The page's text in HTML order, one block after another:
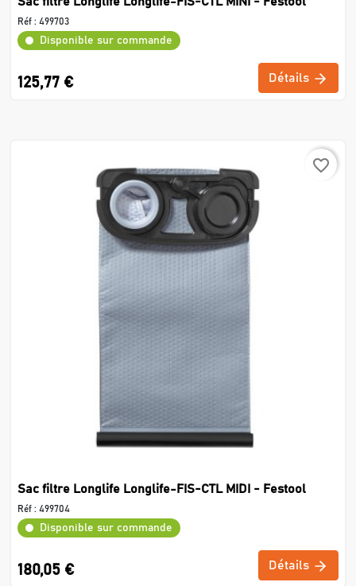
Réf : 499703
Disponible sur commande
125,77 € Détails
favorite_border
Sac filtre Longlife Longlife-FIS-CTL MIDI - Festool
Réf : 499704
Disponible sur commande
180,05 € Détails